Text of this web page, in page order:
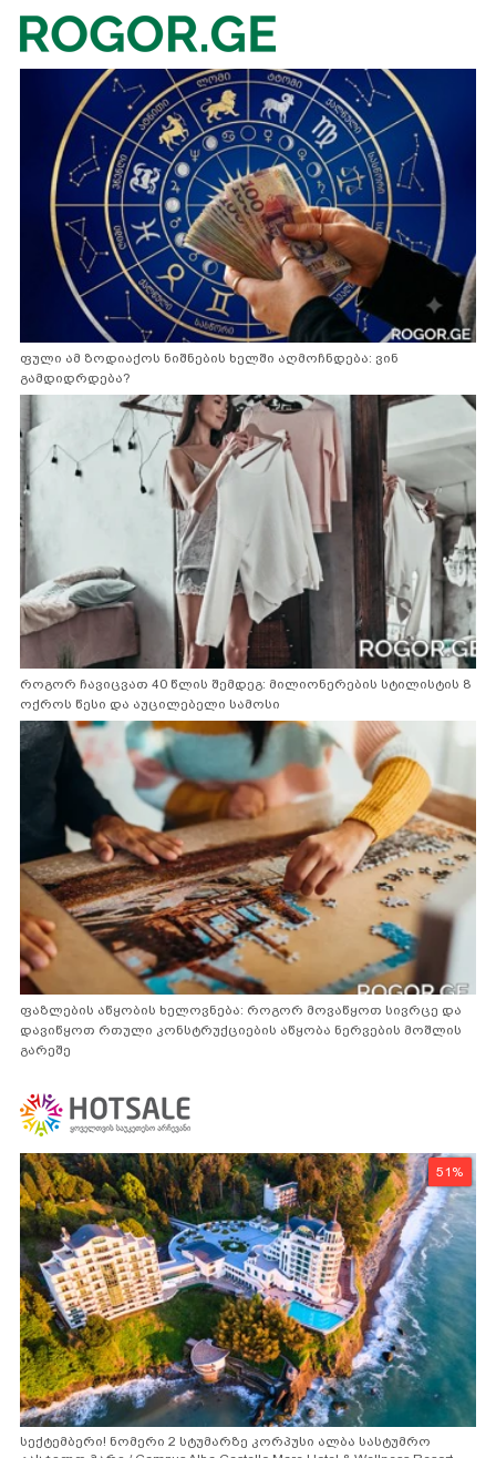
ფული ამ ზოდიაქოს ნიშნების ხელში აღმოჩნდება: ვინ
გამდიდრდება?
როგორ ჩავიცვათ 40 წლის შემდეგ: მილიონერების სტილისტის 8
ოქროს წესი და აუცილებელი სამოსი
ფაზლების აწყობის ხელოვნება: როგორ მოვაწყოთ სივრცე და
დავიწყოთ რთული კონსტრუქციების აწყობა ნერვების მოშლის
გარეშე
51%
სექტემბერი! ნომერი 2 სტუმარზე კორპუსი ალბა სასტუმრო